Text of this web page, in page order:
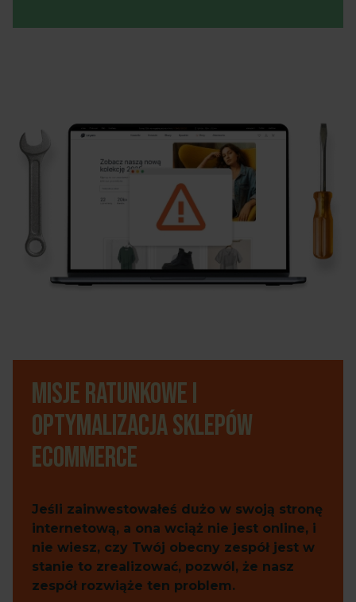
Misje ratunkowe i
optymalizacja sklepów
eCommerce
Jeśli zainwestowałeś dużo w swoją stronę
internetową, a ona wciąż nie jest online, i
nie wiesz, czy Twój obecny zespół jest w
stanie to zrealizować, pozwól, że nasz
zespół rozwiąże ten problem.